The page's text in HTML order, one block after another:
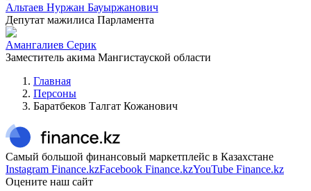
Альтаев Нуржан Бауыржанович
Депутат мажилиса Парламента
Амангалиев Серик
Заместитель акима Мангистауской области
Главная
Персоны
Баратбеков Талгат Кожанович
Самый большой финансовый маркетплейс в Казахстане
Instagram Finance.kzFacebook Finance.kzYouTube Finance.kz
Оцените наш сайт